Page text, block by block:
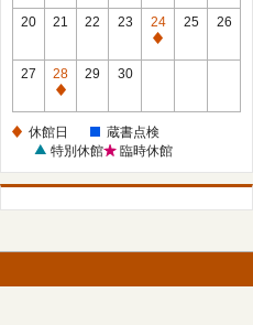
館
館
20 21 22 23
24
休
25 26
27
28
休
日
29 30
休館日
蔵書点検
特別休館
臨時休館